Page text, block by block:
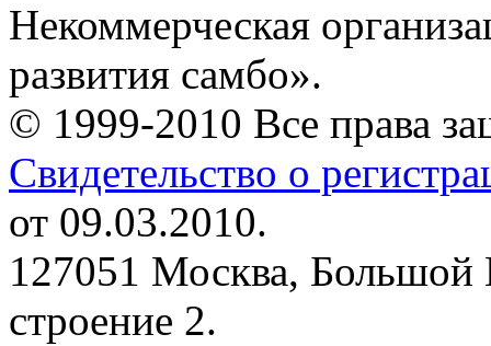
Некоммерческая
развития самбо».
© 1999-2010 Все права
Свидетельство о
от 09.03.2010.
127051 Москва, Большой
строение 2.